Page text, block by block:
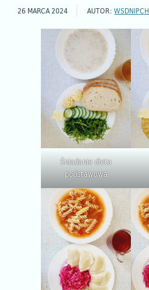
26 MARCA 2024 AUTOR:WSDNIPCH
Śniadanie dieta
podstawowa